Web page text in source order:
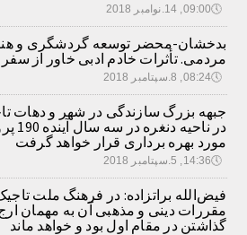
🕔09:00, 14.نوامبر 2018
بدخشان-محضر توسعه گردشگری و
مردمی. تأثرات خادم ادبی خاور از
🕔08:24, 8.سپتامبر 2018
جبهه بزرگ سازندگی در شهر و دهات
در
مورد بهره برداری قرار خواهد گرفت
🕔14:36, 5.سپتامبر 2018
فیض‌الله براتزاده: در فرهنگ ملت
مقررات دینی و مذهبی آن به مهمان
گذاشتن در مقام اول بود و خواهد ماند